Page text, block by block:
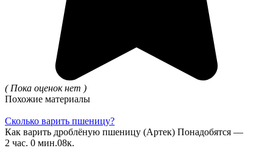
( Пока оценок нет )
Похожие материалы
Сколько варить пшеницу?
Как варить дроблёную пшеницу (Артек) Понадобятся —
2 час. 0 мин.08к.